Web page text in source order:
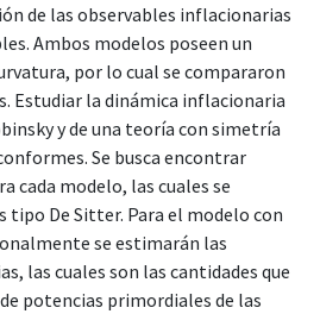
de las observables inflacionarias
Ambos modelos poseen un
por lo cual se compararon
Estudiar la dinámica inflacionaria
y de una teoría con simetría
Se busca encontrar
cada modelo, las cuales se
De Sitter. Para el modelo con
se estimarán las
las cuales son las cantidades que
potencias primordiales de las